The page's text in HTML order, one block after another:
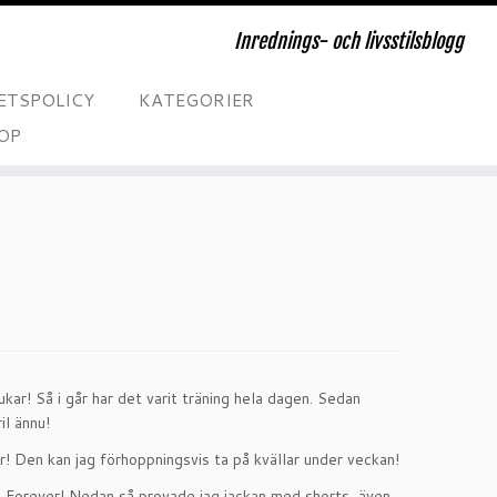
Inrednings- och livsstilsblogg
KATEGORIER
Så i går har det varit träning hela dagen. Sedan
ännu!
kan jag förhoppningsvis ta på kvällar under veckan!